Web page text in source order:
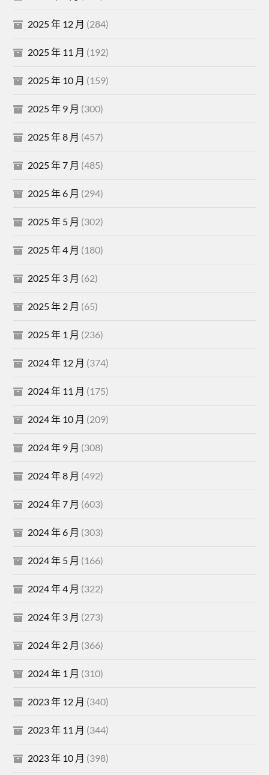
2025 年 12 月 (284)
2025 年 11 月 (192)
2025 年 10 月 (159)
2025 年 9 月 (300)
2025 年 8 月 (457)
2025 年 7 月 (485)
2025 年 6 月 (294)
2025 年 5 月 (302)
2025 年 4 月 (180)
2025 年 3 月 (62)
2025 年 2 月 (65)
2025 年 1 月 (236)
2024 年 12 月 (374)
2024 年 11 月 (175)
2024 年 10 月 (209)
2024 年 9 月 (308)
2024 年 8 月 (492)
2024 年 7 月 (603)
2024 年 6 月 (303)
2024 年 5 月 (166)
2024 年 4 月 (322)
2024 年 3 月 (273)
2024 年 2 月 (366)
2024 年 1 月 (310)
2023 年 12 月 (340)
2023 年 11 月 (344)
2023 年 10 月 (398)